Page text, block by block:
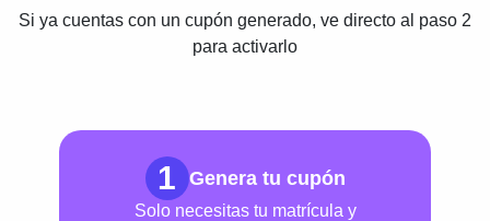
Si ya cuentas con un cupón generado, ve directo al paso 2
para activarlo
1 Genera tu cupón
Solo necesitas tu matrícula y